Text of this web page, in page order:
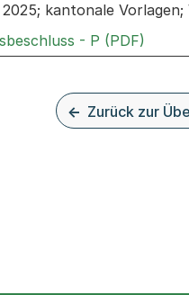
kantonale Vorlagen;
- P (PDF)
Zurück zur